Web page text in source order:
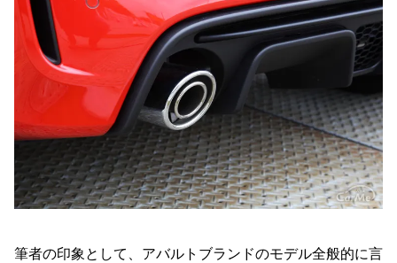
筆者の印象として、アバルトブランドのモデル全般的に言